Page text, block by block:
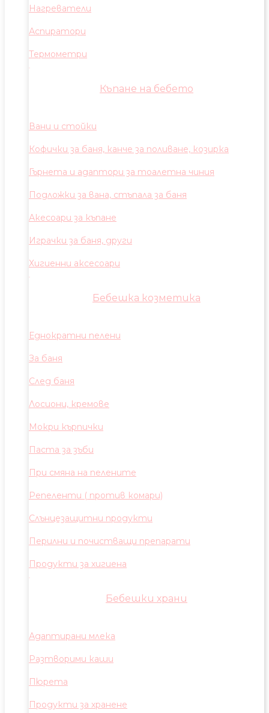
Нагреватели
Аспиратори
Термометри
Къпане на бебето
Вани и стойки
Кофички за баня, канче за поливане, козирка
Гърнета и адаптори за тоалетна чиния
Подложки за вана, стъпала за баня
Акесоари за къпане
Играчки за баня, други
Хигиенни аксесоари
Бебешка козметика
Еднократни пелени
За баня
След баня
Лосиони, кремове
Мокри кърпички
Паста за зъби
При смяна на пелените
Репеленти ( против комари)
Слънцезащитни продукти
Перилни и почистващи препарати
Продукти за хигиена
Бебешки храни
Адаптирани млека
Разтворими каши
Пюрета
Продукти за хранене